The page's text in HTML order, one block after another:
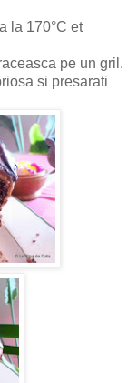
la 170°C et
pe un gril.
si presarati